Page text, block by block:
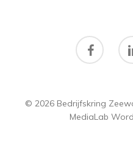
facebook
© 2026 Bedrijfskring
MediaLab